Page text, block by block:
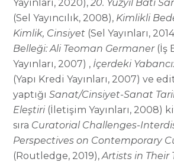
Yayınları, 2020), 20. Yüzyıl Batı
(Sel Yayıncılık, 2008), Kimlikli
Kimlik, Cinsiyet (Sel Yayınları,
Belleği: Ali Teoman Germaner (İş
Yayınları, 2007) , İçerdeki
(Yapı Kredi Yayınları, 2007) ve
yaptığı Sanat/Cinsiyet-Sanat
Eleştiri (İletişim Yayınları, 2008)
sıra Curatorial Challenges-
Perspectives on Contemporary
(Routledge, 2019),Artists in Their